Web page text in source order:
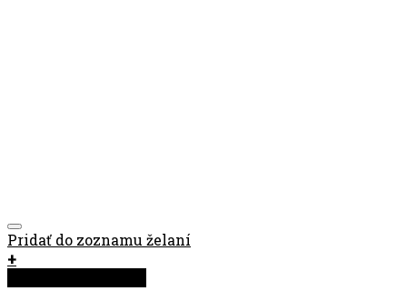
Pridať do zoznamu želaní
+